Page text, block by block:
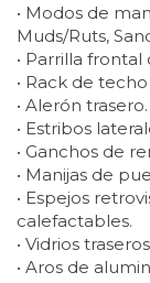
• Modos de
Muds/Ruts,
• Parrilla frontal
• Rack de
• Alerón trasero.
• Estribos
• Ganchos de
• Manijas de
• Espejos
calefactables.
• Vidrios
• Aros de